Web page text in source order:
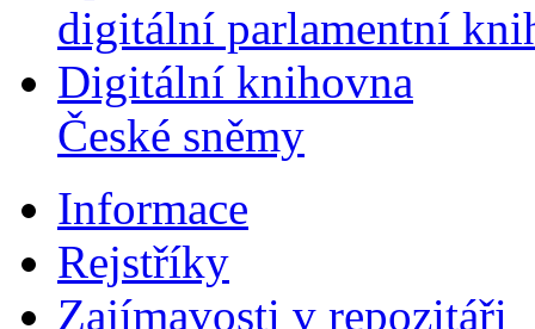
digitální parlamentní
Digitální knihovna
České sněmy
Informace
Rejstříky
Zajímavosti v repozitáři